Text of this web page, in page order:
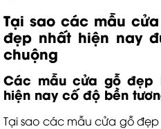
Tại sao các mẫu
đẹp nhất hiện nay
chuộng
Các mẫu cửa gỗ
hiện nay cố độ bền
Tại sao các mẫu cửa gỗ